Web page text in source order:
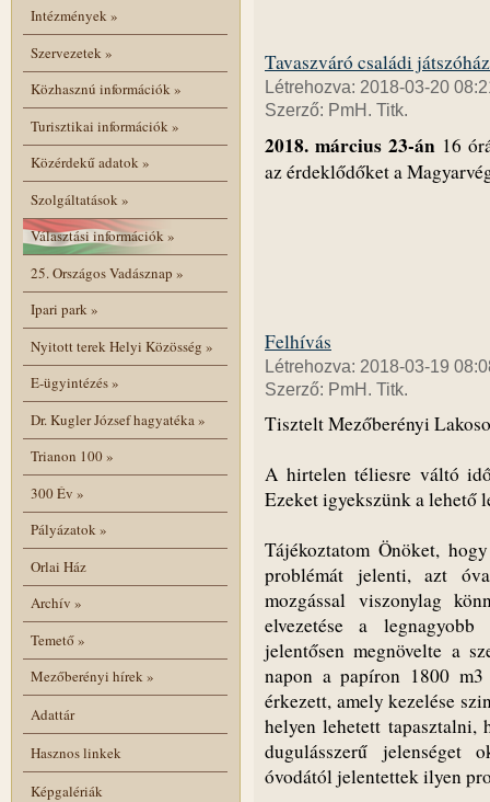
Intézmények»
Szervezetek»
Közhasznú információk»
Turisztikai információk»
Közérdekű adatok»
Szolgáltatások»
Választási információk»
25. Országos Vadásznap »
Ipari park»
Nyitott terek Helyi Közösség »
E-ügyintézés»
Dr. Kugler József hagyatéka»
Trianon 100»
300 Év »
Pályázatok»
Orlai Ház
Archív »
Temető»
Mezőberényi hírek»
Adattár
Hasznos linkek
Képgalériák
Tavaszváró családi játszóház
Létrehozva: 2018-03-20
Szerző: PmH. Titk.
2018. március 23-án 16
az érdeklődőket a
Felhívás
Létrehozva: 2018-03-19
Szerző: PmH. Titk.
Tisztelt Mezőberényi
A hirtelen téliesre váltó
Ezeket igyekszünk a lehető
Tájékoztatom Önöket,
problémát jelenti, azt
mozgással viszonylag
elvezetése a
jelentősen megnövelte a
napon a papíron 1800 m3
érkezett, amely kezelése
helyen lehetett tapasztalni,
dugulásszerű jelenséget
óvodától jelentettek ilyen